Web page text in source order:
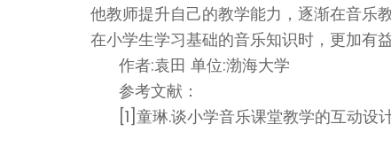
他教师提升自己的教学能力，逐渐在音乐
在小学生学习基础的音乐知识时，更加有
作者:袁田 单位:渤海大学
参考文献：
[1]童琳.谈小学音乐课堂教学的互动